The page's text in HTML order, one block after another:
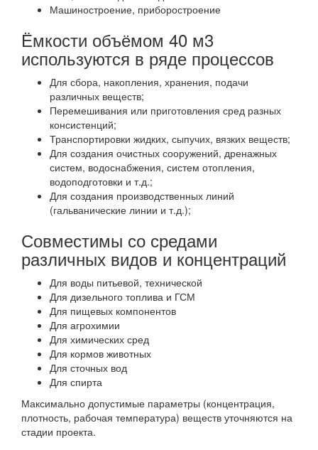
Машиностроение, приборостроение
Ёмкости объёмом 40 м3
используются в ряде процессов
Для сбора, накопления, хранения, подачи
различных веществ;
Перемешивания или приготовления сред разных
консистенций;
Транспортировки жидких, сыпучих, вязких веществ;
Для создания очистных сооружений, дренажных
систем, водоснабжения, систем отопления,
водоподготовки и т.д.;
Для создания производственных линий
(гальванические линии и т.д.);
Совместимы со средами
различных видов и концентраций
Для воды питьевой, технической
Для дизельного топлива и ГСМ
Для пищевых компонентов
Для агрохимии
Для химических сред
Для кормов животных
Для сточных вод
Для спирта
Максимально допустимые параметры (концентрация,
плотность, рабочая температура) веществ уточняются на
стадии проекта.